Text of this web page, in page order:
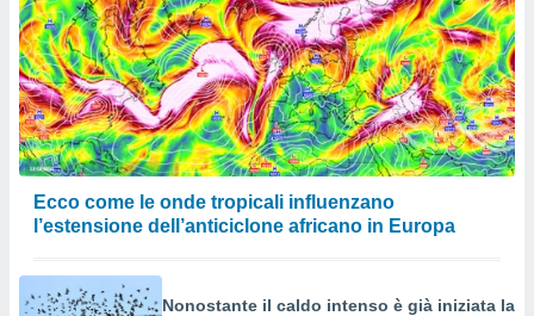
Ecco come le onde tropicali influenzano
l’estensione dell’anticiclone africano in Europa
Nonostante il caldo intenso è già iniziata la